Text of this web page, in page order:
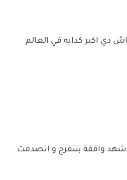
دي اكبر كدابه في العالم
واقفة بتتفرج و انصدمت